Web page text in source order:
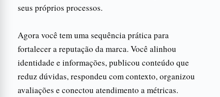
seus próprios processos.
Agora você tem uma sequência prática para
fortalecer a reputação da marca. Você alinhou
identidade e informações, publicou conteúdo que
reduz dúvidas, respondeu com contexto, organizou
avaliações e conectou atendimento a métricas.